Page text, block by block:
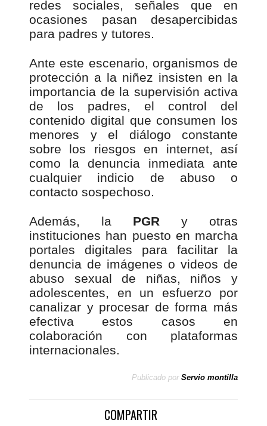
redes sociales, señales que en
ocasiones pasan desapercibidas
para padres y tutores.
Ante este escenario, organismos de
protección a la niñez insisten en la
importancia de la supervisión activa
de los padres, el control del
contenido digital que consumen los
menores y el diálogo constante
sobre los riesgos en internet, así
como la denuncia inmediata ante
cualquier indicio de abuso o
contacto sospechoso.
Además, la PGR y otras
instituciones han puesto en marcha
portales digitales para facilitar la
denuncia de imágenes o videos de
abuso sexual de niñas, niños y
adolescentes, en un esfuerzo por
canalizar y procesar de forma más
efectiva estos casos en
colaboración con plataformas
internacionales.
Publicado por Servio montilla
COMPARTIR